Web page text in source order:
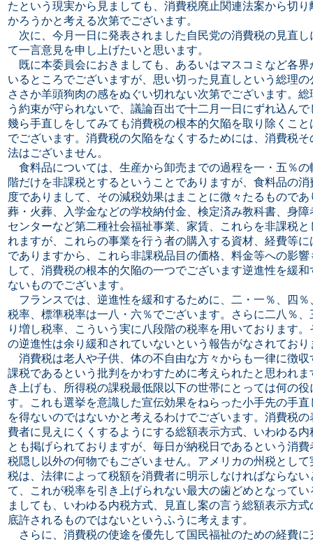
たという現実から見ましても、消費税廃止関連法案から切
かろうかと考える次第でございます。
次に、今月一日に発表されました自民党の消費税の見直
て一言意見を申し上げたいと思います。
既に本委員会におきましても、あるいはマスコミなど各
いるところでございますが、思い切った見直しという総理
ささか羊頭狗肉の感をぬぐい切れない次第でございます。
う約束が守られないで、議論百出で十二月一日にずれ込ん
幾ら手直しをしてみても消費税の根本的欠陥を取り除くこ
でございます。消費税の欠陥をなくするためには、消費税
法はございません。
食料品については、生産から卸売までの過程を一・五％
階だけを非課税とするということでありますが、食料品の
度でありまして、その減税効果はまことに微々たるもので
葬・火葬、入学金などの学校納付金、検定済み教科書、身
センターなど第二種社会福祉事業、家賃、これらを非課税
れますが、これらの事業を行う者の購入する資材、経費等
でありますから、これら非課税品目の価格、料金等への影
して、消費税の根本的欠陥の一つでございます逆進性を緩
ないものでございます。
フランスでは、逆進性を緩和するために、二・一％、四
税率、標準税率は一八・六％でございます。さらに二八％
り増し税率、こういう実に八段階の税率を用いております
の逆進性は余り緩和されていないという報告がなされており
消費税は老人や子供、体の不自由な方々からも一律に徴
課税であるという批判をかわすために考えられたと思われ
き上げも、所得税の課税最低限以下の世帯にとっては何の
す。これも選挙を意識した宣伝効果をねらった小手先の手
を得ないのではないかと考えるわけでございます。消費税
費者に見えにくくするようにする総額表示方式、いわゆる
とも掲げられておりますが、毎日が納税日であるという消
税隠し以外の何物でもございません。アメリカの州税とし
税は、法律によって税額を消費者に明示しなければならな
て、これが税率を引き上げられない最大の歯どめとなって
ましても、いわゆる内税方式、見直し案の言う総額表示方
底許されるものではないというふうに考えます。
さらに、消費税の使途を優先して国民福祉のための経費